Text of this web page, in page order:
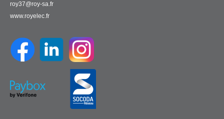
roy37@roy-sa.fr
www.royelec.fr